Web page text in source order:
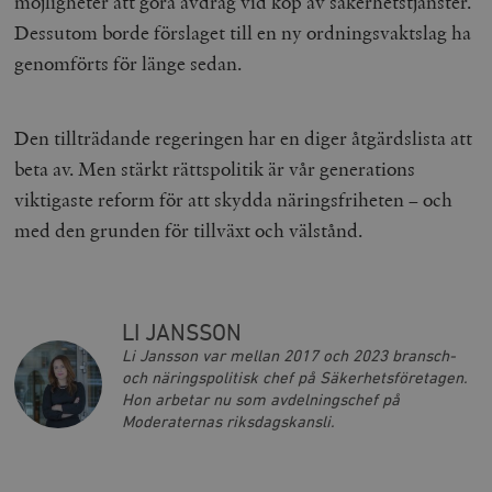
Dessutom borde förslaget till en ny ordningsvaktslag ha
genomförts för länge sedan.
Den tillträdande regeringen har en diger åtgärdslista att
beta av. Men stärkt rättspolitik är vår generations
viktigaste reform för att skydda näringsfriheten – och
med den grunden för tillväxt och välstånd.
LI JANSSON
Li Jansson var mellan 2017 och 2023 bransch-
och näringspolitisk chef på Säkerhetsföretagen.
Hon arbetar nu som avdelningschef på
Moderaternas riksdagskansli.
Strikt nödvändigt Analys
Marknadsföring
och kontohantering. Webbplatsen kan inte användas
Namn
Leverantör
/ Domän
woocommerce_cart_hash
_hjFirstSeen
Hotjar Ltd
.timbro.se